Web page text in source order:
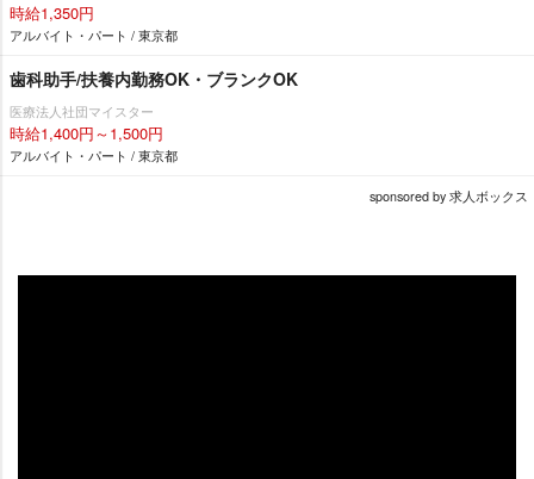
時給1,350円
アルバイト・パート / 東京都
歯科助手/扶養内勤務OK・ブランクOK
医療法人社団マイスター
時給1,400円～1,500円
アルバイト・パート / 東京都
sponsored by 求人ボックス